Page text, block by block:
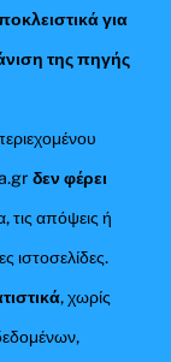
για
της πηγής
δεν φέρει
τις απόψεις ή
ιστοσελίδες.
, χωρίς